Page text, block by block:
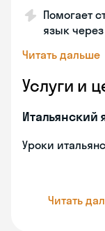
Помогает
язык
Читать дальше
Услуги и
Итальянский
Уроки
Читать